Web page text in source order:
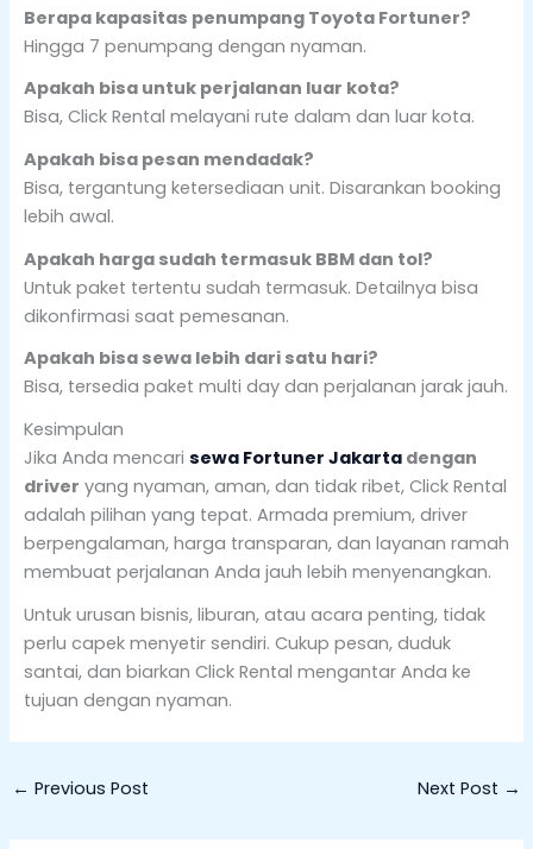
Berapa kapasitas penumpang Toyota Fortuner?
Hingga 7 penumpang dengan nyaman.
Apakah bisa untuk perjalanan luar kota?
Bisa, Click Rental melayani rute dalam dan luar kota.
Apakah bisa pesan mendadak?
Bisa, tergantung ketersediaan unit. Disarankan booking
lebih awal.
Apakah harga sudah termasuk BBM dan tol?
Untuk paket tertentu sudah termasuk. Detailnya bisa
dikonfirmasi saat pemesanan.
Apakah bisa sewa lebih dari satu hari?
Bisa, tersedia paket multi day dan perjalanan jarak jauh.
Kesimpulan
Jika Anda mencari sewa Fortuner Jakartadengan
driver yang nyaman, aman, dan tidak ribet, Click Rental
adalah pilihan yang tepat. Armada premium, driver
berpengalaman, harga transparan, dan layanan ramah
membuat perjalanan Anda jauh lebih menyenangkan.
Untuk urusan bisnis, liburan, atau acara penting, tidak
perlu capek menyetir sendiri. Cukup pesan, duduk
santai, dan biarkan Click Rental mengantar Anda ke
tujuan dengan nyaman.
← Previous Post Next Post →